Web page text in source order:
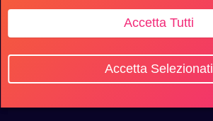
Sede Ufficio
Via della Ferratella in Laterano, 51
Accetta Tutti
Accetta Selezionati